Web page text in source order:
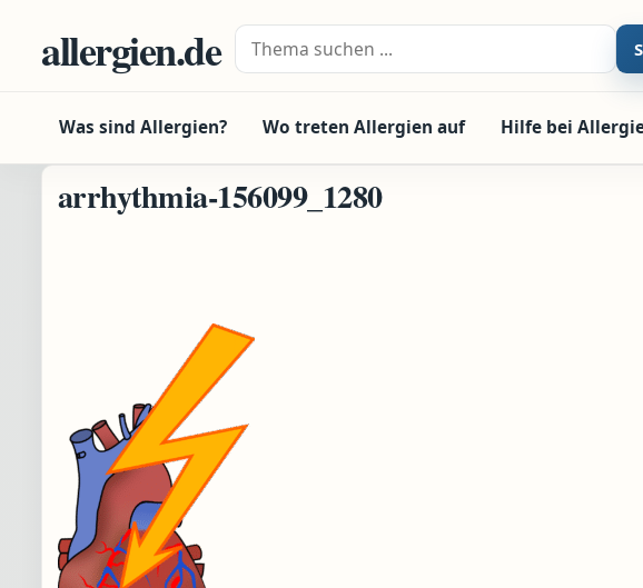
allergien.de Suche nach:
Was sind Allergien? Wo treten Allergien auf Hilfe bei
arrhythmia-156099_1280